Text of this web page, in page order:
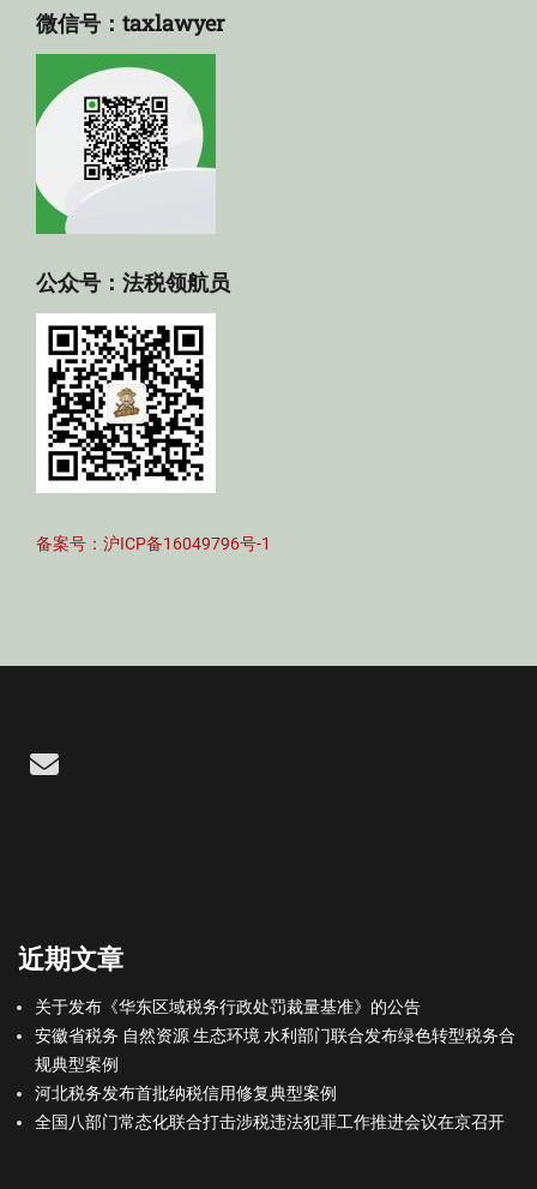
微信号：taxlawyer
公众号：法税领航员
备案号：沪ICP备16049796号-1
Email
近期文章
关于发布《华东区域税务行政处罚裁量基准》的公告
安徽省税务 自然资源 生态环境 水利部门联合发布绿色转型税务合
规典型案例
河北税务发布首批纳税信用修复典型案例
全国八部门常态化联合打击涉税违法犯罪工作推进会议在京召开